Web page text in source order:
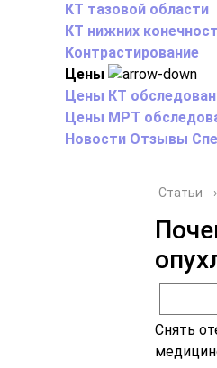
КТ тазовой области
КТ нижних
Контрастирование
Цены
Цены КТ
Цены МРТ
Новости Отзывы
Статьи ›
Снять